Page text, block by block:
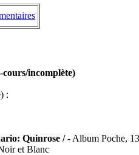
cours/incomplète)
:
Quinrose /- Album Poche,
et Blanc